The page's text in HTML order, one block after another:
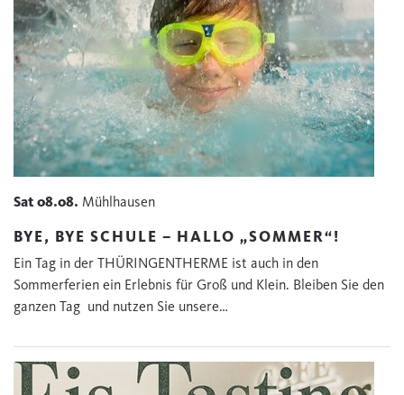
Sat 08.08. Mühlhausen
BYE, BYE SCHULE – HALLO „SOMMER“!
Ein Tag in der THÜRINGENTHERME ist auch in den
Sommerferien ein Erlebnis für Groß und Klein. Bleiben Sie den
ganzen Tag und nutzen Sie unsere…